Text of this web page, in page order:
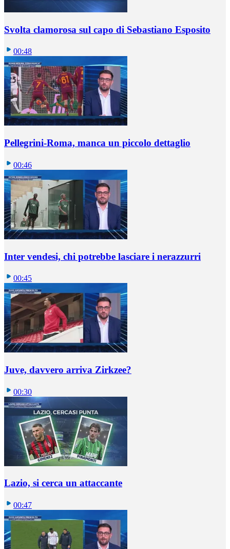
Svolta clamorosa sul capo di Sebastiano Esposito
00:48
Pellegrini-Roma, manca un piccolo dettaglio
00:46
Inter vendesi, chi potrebbe lasciare i nerazzurri
00:45
Juve, davvero arriva Zirkzee?
00:30
Lazio, si cerca un attaccante
00:47